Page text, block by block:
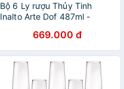
Bộ 6 Ly rượu Thủy Tinh
Inalto Arte Dof 487ml -
669.000 đ